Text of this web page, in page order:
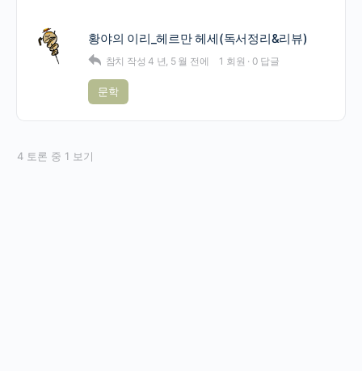
황야의 이리_헤르만 헤세(독서정리&리뷰)
참치 작성4 년, 5 월 전에 1 회원 · 0 답글
문학
4 토론 중 1 보기